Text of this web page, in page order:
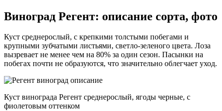
Виноград Регент: описание сорта, фото
Куст среднерослый, с крепкими толстыми побегами и
крупными зубчатыми листьями, светло-зеленого цвета. Лоза
вызревает не менее чем на 80% за один сезон. Пасынки на
побегах почти не образуются, что значительно облегчает уход.
Куст винограда Регент среднерослый, ягоды черные, с
фиолетовым оттенком